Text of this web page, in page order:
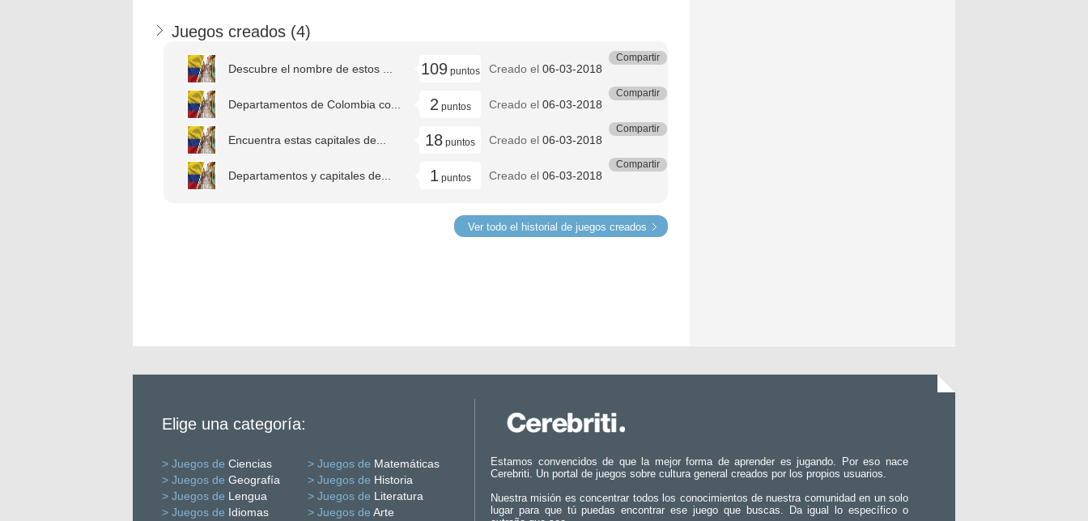
Juegos creados (4)
Descubre el nombre de estos ... 109puntos Creado el 06-03-2018
Compartir
Departamentos de Colombia co... 2puntos Creado el 06-03-2018
Compartir
Encuentra estas capitales de... 18 puntos Creado el 06-03-2018
Compartir
Departamentos y capitales de... 1puntos Creado el 06-03-2018
Compartir
Ver todo el historial de juegos creados
Elige una categoría:
> Juegos de Ciencias > Juegos de Matemáticas
> Juegos de Geografía > Juegos de Historia
> Juegos de Lengua > Juegos de Literatura
> Juegos de Idiomas > Juegos de Arte
Estamos convencidos de que la mejor forma de aprender es jugando. Por eso nace
Cerebriti. Un portal de juegos sobre cultura general creados por los propios usuarios.
Nuestra misión es concentrar todos los conocimientos de nuestra comunidad en un solo
lugar para que tú puedas encontrar ese juego que buscas. Da igual lo específico o